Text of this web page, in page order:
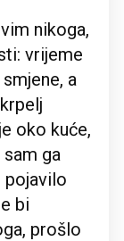
nikoga,
vrijeme
a
oko kuće,
ga
pojavilo
bi
prošlo